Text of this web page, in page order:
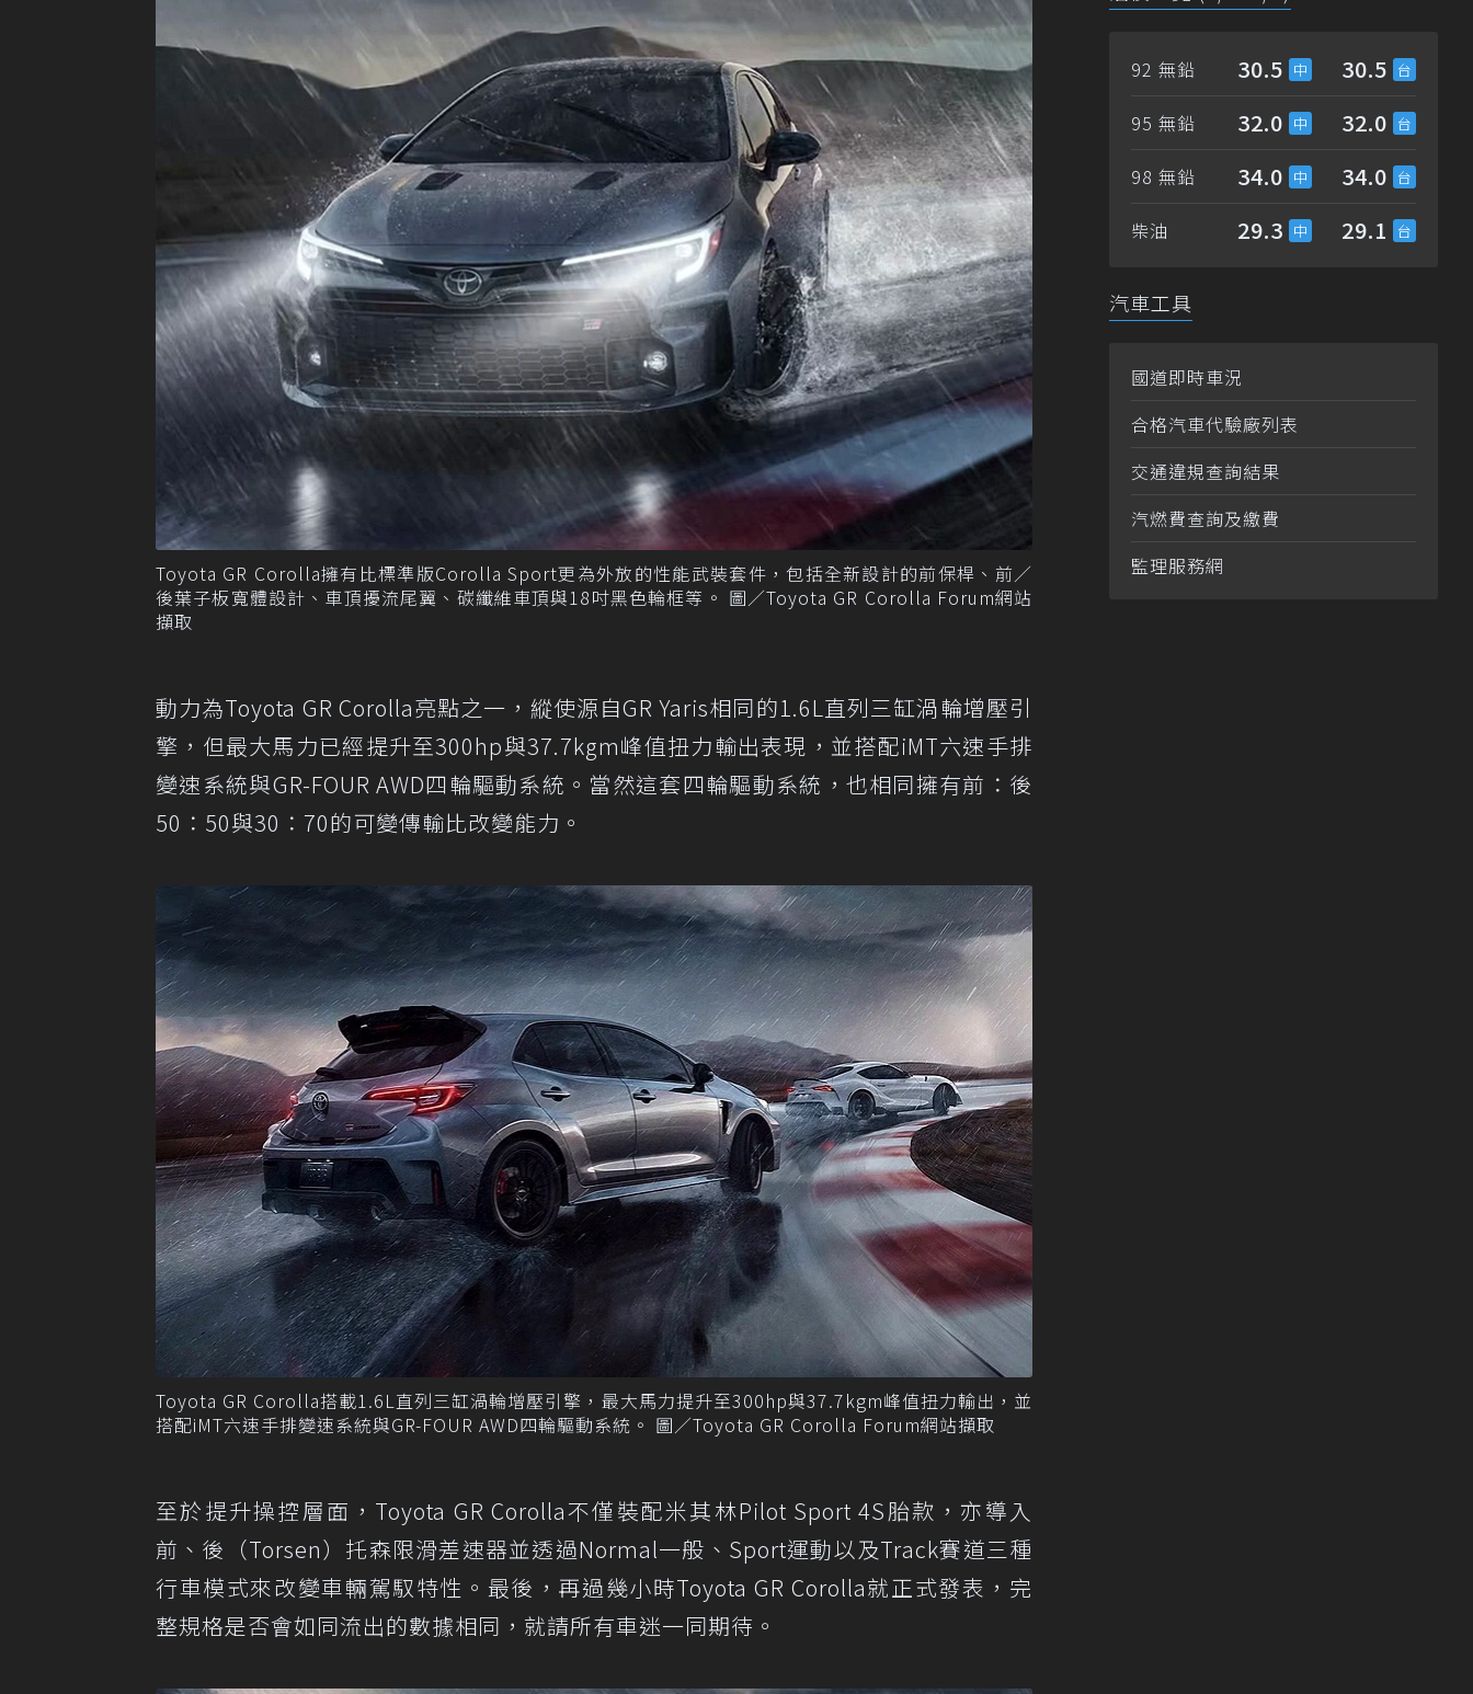
Toyota GR Corolla擁有比標準版Corolla Sport更為外放的性能武裝套件，包括全新設計的前保桿、前／
後葉子板寬體設計、車頂擾流尾翼、碳纖維車頂與18吋黑色輪框等。 圖／Toyota GR Corolla Forum網站
擷取
動力為Toyota GR Corolla亮點之一，縱使源自GR Yaris相同的1.6L直列三缸渦輪增壓引
擎，但最大馬力已經提升至300hp與37.7kgm峰值扭力輸出表現，並搭配iMT六速手排
變速系統與GR-FOUR AWD四輪驅動系統。當然這套四輪驅動系統，也相同擁有前：後
50：50與30：70的可變傳輸比改變能力。
Toyota GR Corolla搭載1.6L直列三缸渦輪增壓引擎，最大馬力提升至300hp與37.7kgm峰值扭力輸出，並
搭配iMT六速手排變速系統與GR-FOUR AWD四輪驅動系統。 圖／Toyota GR Corolla Forum網站擷取
至於提升操控層面，Toyota GR Corolla不僅裝配米其林Pilot Sport 4S胎款，亦導入
前、後（Torsen）托森限滑差速器並透過Normal一般、Sport運動以及Track賽道三種
行車模式來改變車輛駕馭特性。最後，再過幾小時Toyota GR Corolla就正式發表，完
整規格是否會如同流出的數據相同，就請所有車迷一同期待。
92 無鉛 30.5 30.5
95 無鉛 32.0 32.0
98 無鉛 34.0 34.0
柴油 29.3 29.1
汽車工具
國道即時車況
合格汽車代驗廠列表
交通違規查詢結果
汽燃費查詢及繳費
監理服務網